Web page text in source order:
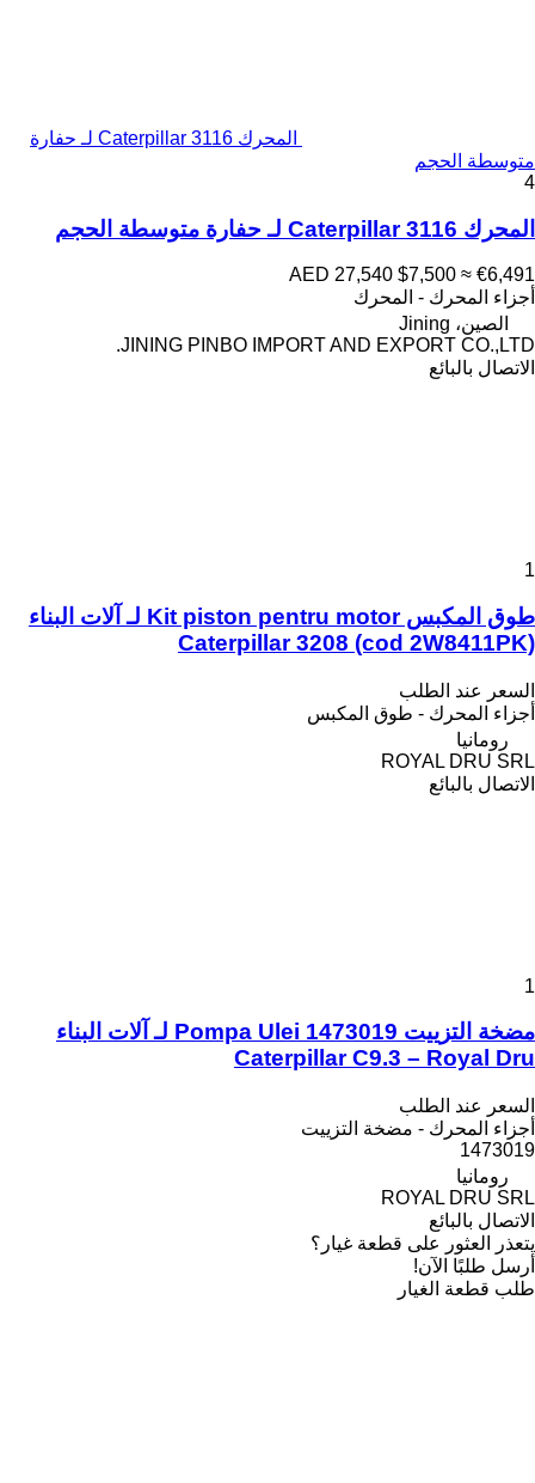
المحرك Caterpillar 3116 لـ حفارة
متوسطة الحجم
4
المحرك Caterpillar 3116 لـ حفارة متوسطة الحجم
AED 27,540 $7,500 ≈ €6,491
أجزاء المحرك - المحرك
الصين، Jining
JINING PINBO IMPORT AND EXPORT CO.,LTD.
الاتصال بالبائع
1
طوق المكبس Kit piston pentru motor لـ آلات البناء
Caterpillar 3208 (cod 2W8411PK)
السعر عند الطلب
أجزاء المحرك - طوق المكبس
رومانيا
ROYAL DRU SRL
الاتصال بالبائع
1
مضخة التزييت Pompa Ulei 1473019 لـ آلات البناء
Caterpillar C9.3 – Royal Dru
السعر عند الطلب
أجزاء المحرك - مضخة التزييت
1473019
رومانيا
ROYAL DRU SRL
الاتصال بالبائع
يتعذر العثور على قطعة غيار؟
أرسل طلبًا الآن!
طلب قطعة الغيار